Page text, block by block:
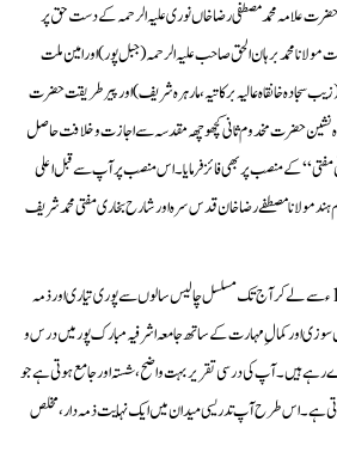
علامہ محمد مصطفی رضا خاں نوری علیہ الرحمہ کے دست حق پر
محمد برہان الحق صاحب علیہ الرحمہ(جبل پور) اور امین ملت
سجادہ خانقاہ عالیہ برکاتیہ،مارہرہ شریف) اور پیر طریقت حضرت
نشین حضرت مخدوم ثانی کچھوچھہ مقدسہ سے اجازت وخلافت حاصل
منصب پر بھی فائز فرمایا ۔اس منصب پر آپ سے قبل اعلی
مولانا مصطفے رضا خان قدس سرہ اور شارح بخاری مفتی محمد شریف
:فراغت کے بعد1981ء سے لے کر آج تک مسلسل چالیس سالوں سے پوری تیاری اور ذمہ
اور کمال ِ مہارت کے ساتھ جامعہ اشرفیہ مبارک پور میں درس و
رہے ہیں ۔آپ کی درسی تقریر بہت واضح،شستہ اور جامع ہوتی ہے جو
ہے۔اس طرح آپ تدریسی میدان میں ایک نہایت ذمہ دار ،مخلص